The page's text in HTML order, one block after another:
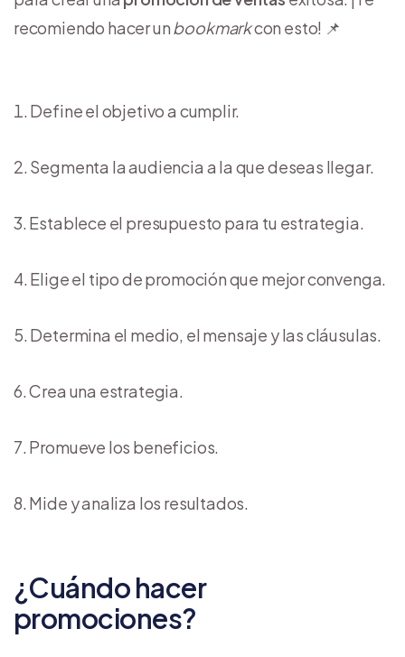
recomiendo hacer unbookmarkcon esto! 📌
Define el objetivo a cumplir.
Segmenta la audiencia a la que deseas llegar.
Establece el presupuesto para tu estrategia.
Elige el tipo de promoción que mejor convenga.
Determina el medio, el mensaje y las cláusulas.
Crea una estrategia.
Promueve los beneficios.
Mide y analiza los resultados.
¿Cuándo hacer
promociones?